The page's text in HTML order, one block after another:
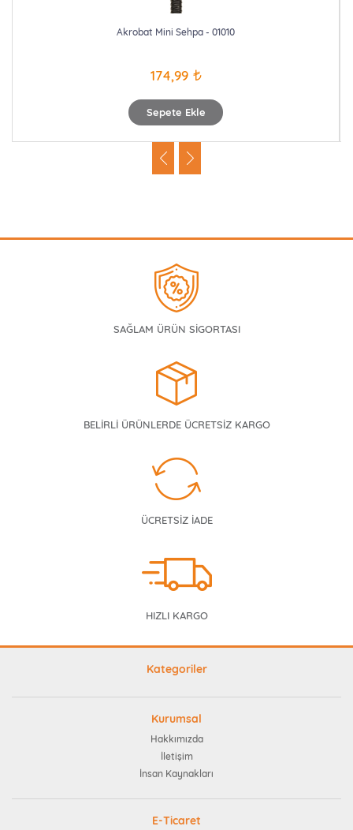
Sepete Ekle
Akrobat Mini Sehpa - 01010
174,99
SAĞLAM ÜRÜN SİGORTASI
BELİRLİ ÜRÜNLERDE ÜCRETSİZ KARGO
ÜCRETSİZ İADE
HIZLI KARGO
Kategoriler
Kurumsal
Hakkımızda
İletişim
İnsan Kaynakları
E-Ticaret